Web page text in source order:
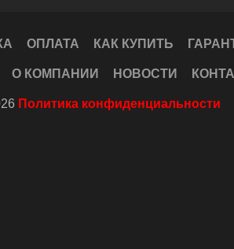
ОПЛАТА КАК КУПИТЬ
О КОМПАНИИ НОВОСТИ
Политика конфиденциальности